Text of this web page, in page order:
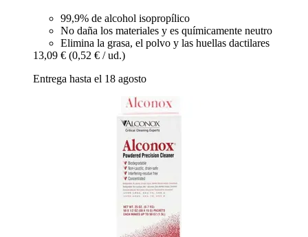
99,9% de alcohol isopropílico
No daña los materiales y es químicamente neutro
Elimina la grasa, el polvo y las huellas dactilares
13,09 € (0,52 € / ud.)
Entrega hasta el 18 agosto